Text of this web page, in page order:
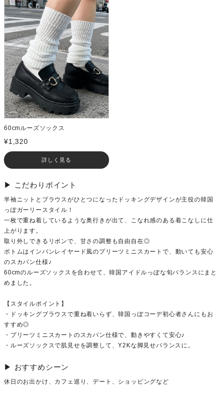
60cmルーズソックス
¥1,320
詳しく見る
▶︎ こだわりポイント
半袖ニットとブラウスがひとつになったドッキングデザインが主役の韓国
っぽガーリースタイル！
一枚で重ね着しているような奥行きが出て、こなれ感のある着こなしに仕
上がります。
取り外しできるリボンで、甘さの調整も自由自在◎
ボトムはインパンレイヤード風のプリーツミニスカートで、動いても安心
のスカパン仕様♪
60cmのルーズソックスを合わせて、韓国アイドルっぽな旬バランスにまと
めました。
【スタイルポイント】
・ドッキングブラウスで重ね着いらず、韓国っぽコーデ初心者さんにもお
すすめ◎
・プリーツミニスカートのスカパン仕様で、動きやすくて安心♪
・ルーズソックスで肌見せを調整して、Y2Kな脚見せバランスに。
▶︎ おすすめシーン
休日のお出かけ、カフェ巡り、デート、ショッピングなど